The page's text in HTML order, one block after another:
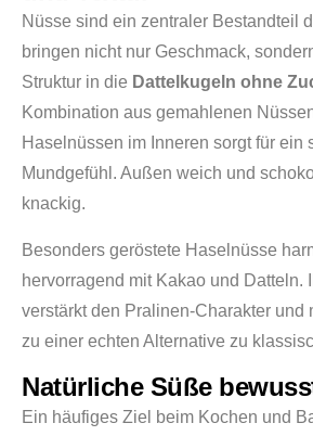
Nüsse sind ein zentraler Bestandteil
bringen nicht nur Geschmack,
Struktur in die Dattelkugeln ohne
Kombination aus gemahlenen
Haselnüssen im Inneren sorgt für ein
Mundgefühl. Außen weich und
knackig.
Besonders geröstete Haselnüsse
hervorragend mit Kakao und Datteln.
verstärkt den Pralinen-Charakter und
zu einer echten Alternative zu
Natürliche Süße
Ein häufiges Ziel beim Kochen und